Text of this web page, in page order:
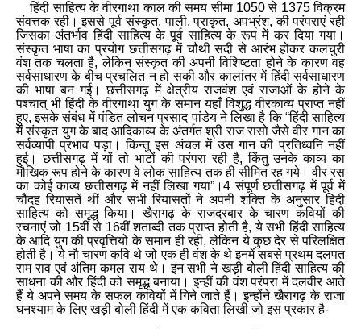
हिंदी साहित्य के वीरगाथा काल की समय सीमा 1050 से 1375 विक्रम
संवत्तक रही। इससे पूर्व संस्कृत, पाली, प्राकृत, अपभ्रंश,की परंपराएं रही
जिसका अंतर्भाव हिंदी साहित्य के पूर्व साहित्य के रूप में कर दिया गया।
संस्कृत भाषा का प्रयोग छत्तीसगढ़ में चौथी सदी से आरंभ होकर कलचुरी
वंश तक चलता है, लेकिन संस्कृत की अपनी विशिष्टता होने के कारण वह
सर्वसाधारण के बीच प्रचलित न हो सकी और कालांतर में हिंदी सर्वसाधारण
की भाषा बन गई। छत्तीसगढ़ में क्षेत्रीय राजवंश एवं राजाओं के होने के
पश्चात् भी हिंदी के वीरगाथा युग के समान यहाँ विशुद्ध वीरकाव्य प्राप्त नहीं
हुए, इसके संबंध में पंडित लोचन प्रसाद पांडेय ने लिखा है कि “हिंदी साहित्य
में संस्कृत युग के बाद आदिकाव्य के अंतर्गत श्री राज रासो जैसे वीर गान का
सर्वव्यापी प्रभाव पड़ा। किन्तु इस अंचल में उस गान की प्रतिध्वनि नहीं
हुई। छत्तीसगढ़ में यों तो भाटों की परंपरा रही है, किंतु उनके काव्य का
मौखिक रूप होने के कारण वे लोक साहित्य तक ही सीमित रह गये। वीर रस
का कोई काव्य छत्तीसगढ़ में नहीं लिखा गया”।4 संपूर्ण छत्तीसगढ़ में पूर्व में
चौदह रियासतें थीं और सभी रियासतों ने अपनी शक्ति के अनुसार हिंदी
साहित्य को समृद्ध किया। खैरागढ़ के राजदरबार के चारण कवियों की
रचनाएं जो 15वीं से 16वीं शताब्दी तक प्राप्त होती है, ये सभी हिंदी साहित्य
के आदि युग की प्रवृत्तियों के समान ही रही, लेकिन ये कुछ देर से परिलक्षित
होती है। ये नौ चारण कवि थे जो एक ही वंश के थे इनमें सबसे प्रथम दलपत
राम राव एवं अंतिम कमल राय थे। इन सभी ने खड़ी बोली हिंदी साहित्य की
साधना की और हिंदी को समृद्ध बनाया। इन्हीं की वंश परंपरा में दलवीर आते
हैं ये अपने समय के सफल कवियों में गिने जाते हैं। इन्होंने खैरागढ़ के राजा
घनश्याम के लिए खड़ी बोली हिंदी में एक कविता लिखी जो इस प्रकार है-